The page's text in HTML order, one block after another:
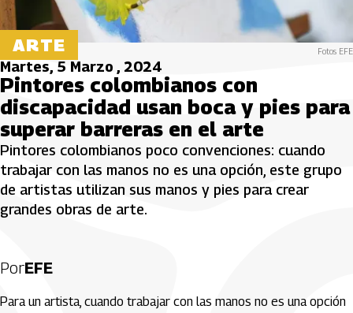
ARTE Fotos EFE
Martes, 5 Marzo , 2024
Pintores colombianos con
discapacidad usan boca y pies para
superar barreras en el arte
Pintores colombianos poco convenciones: cuando
trabajar con las manos no es una opción, este grupo
de artistas utilizan sus manos y pies para crear
grandes obras de arte.
PorEFE
Para un artista, cuando trabajar con las manos no es una opción